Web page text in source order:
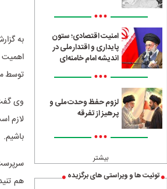
•••
امنیت اقتصادی؛ ستون
پایداری و اقتدار ملی در
اندیشه امام خامنه‌ای
•••
لزوم حفظ وحدت ملی و
پرهیز از تفرقه
•••
بیشتر
توئیت ها و ویراستی های برگزیده
به
اهمیت
توسط
وی
لازم
باشیم.
هم